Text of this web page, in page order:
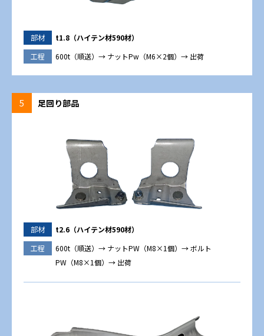
部材
t1.8（ハイテン材590材）
工程
600t（順送）→ ナットPw（M6×2個）→ 出荷
5 足回り部品
部材
t2.6（ハイテン材590材）
工程
600t（順送）→ ナットPW（M8×1個）→ ボルト
PW（M8×1個）→ 出荷